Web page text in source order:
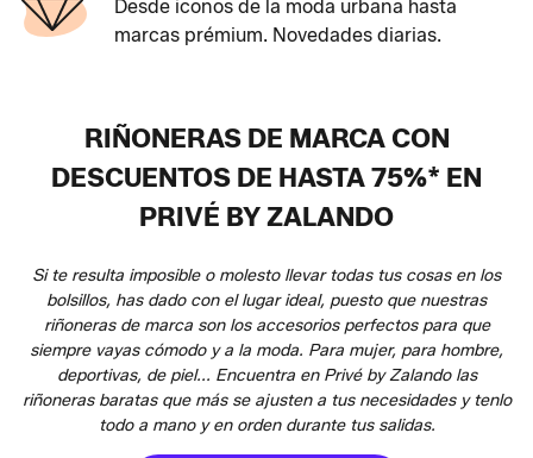
Desde iconos de la moda urbana hasta
marcas prémium. Novedades diarias.
RIÑONERAS DE MARCA CON
DESCUENTOS DE HASTA 75%* EN
PRIVÉ BY ZALANDO
Si te resulta imposible o molesto llevar todas tus cosas en los
bolsillos, has dado con el lugar ideal, puesto que nuestras
riñoneras de marca son los accesorios perfectos para que
siempre vayas cómodo y a la moda. Para mujer, para hombre,
deportivas, de piel... Encuentra en Privé by Zalando las
riñoneras baratas que más se ajusten a tus necesidades y tenlo
todo a mano y en orden durante tus salidas.